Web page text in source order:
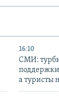
16:10
СМИ:
а туристы